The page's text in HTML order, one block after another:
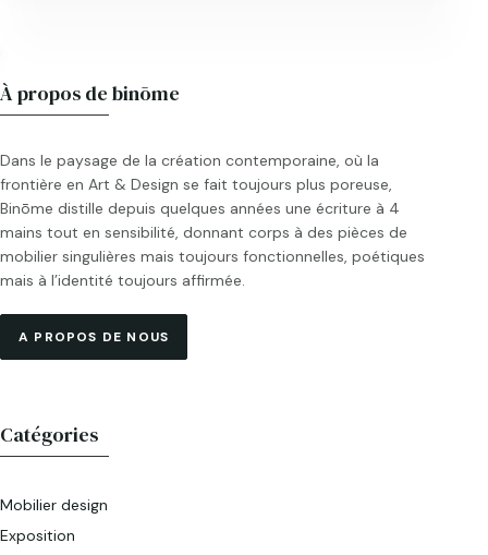
À propos de binōme
Dans le paysage de la création contemporaine, où la
frontière en Art & Design se fait toujours plus poreuse,
Binōme distille depuis quelques années une écriture à 4
mains tout en sensibilité, donnant corps à des pièces de
mobilier singulières mais toujours fonctionnelles, poétiques
mais à l’identité toujours affirmée.
A PROPOS DE NOUS
Catégories
Mobilier design
Exposition